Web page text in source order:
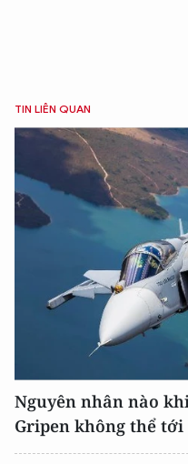
TIN LIÊN QUAN
Nguyên nhân nào
Gripen không thể tới